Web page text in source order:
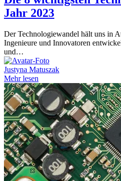
Jahr 2023
Der Technologiewandel hält uns in
Ingenieure und Innovatoren
und…
Justyna Matuszak
Mehr lesen